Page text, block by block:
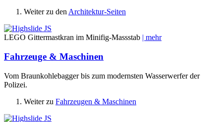
Weiter zu denArchitektur-Seiten
LEGO Gittermastkran im Minifig-Massstab | mehr
Fahrzeuge & Maschinen
Vom Braunkohlebagger bis zum modernsten Wasserwerfer der
Polizei.
Weiter zu Fahrzeugen & Maschinen